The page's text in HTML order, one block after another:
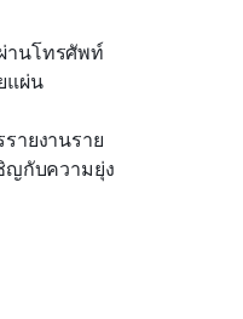
านโทรศัพท์
แผ่น
ายงานราย
ญกับความยุ่ง